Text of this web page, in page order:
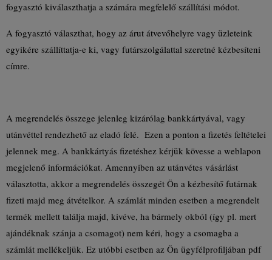
fogyasztó kiválaszthatja a számára megfelelő szállítási módot.
A fogyasztó választhat, hogy az árut átvevőhelyre vagy üzleteink
egyikére szállíttatja-e ki, vagy futárszolgálattal szeretné kézbesíteni
címre.
A megrendelés összege jelenleg kizárólag bankkártyával, vagy
utánvéttel rendezhető az eladó felé. Ezen a ponton a fizetés feltételei
jelennek meg. A bankkártyás fizetéshez kérjük kövesse a weblapon
megjelenő információkat. Amennyiben az utánvétes vásárlást
választotta, akkor a megrendelés összegét Ön a kézbesítő futárnak
fizeti majd meg átvételkor. A számlát minden esetben a megrendelt
termék mellett találja majd, kivéve, ha bármely okból (így pl. mert
ajándéknak szánja a csomagot) nem kéri, hogy a csomagba a
számlát mellékeljük. Ez utóbbi esetben az Ön ügyfélprofiljában pdf